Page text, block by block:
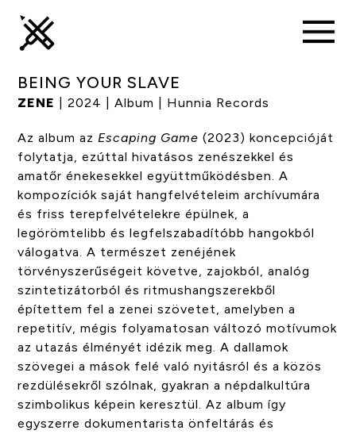
BEING YOUR SLAVE
ZENE | 2024 | Album | Hunnia Records
Az album azEscaping Game (2023) koncepcióját
folytatja, ezúttal hivatásos zenészekkel és
amatőr énekesekkel együttműködésben. A
kompozíciók saját hangfelvételeim archívumára
és friss terepfelvételekre épülnek, a
legörömtelibb és legfelszabadítóbb hangokból
válogatva. A természet zenéjének
törvényszerűségeit követve, zajokból, analóg
szintetizátorból és ritmushangszerekből
építettem fel a zenei szövetet, amelyben a
repetitív, mégis folyamatosan változó motívumok
az utazás élményét idézik meg. A dallamok
szövegei a mások felé való nyitásról és a közös
rezdülésekről szólnak, gyakran a népdalkultúra
szimbolikus képein keresztül. Az album így
egyszerre dokumentarista önfeltárás és